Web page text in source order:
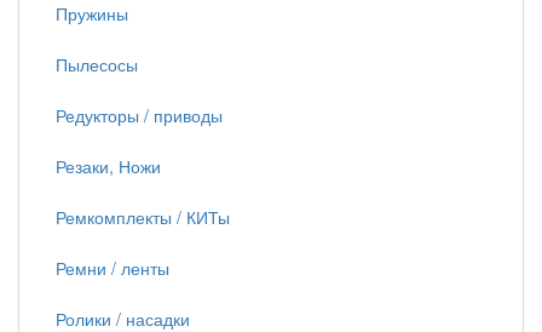
Пружины
Пылесосы
Редукторы / приводы
Резаки, Ножи
Ремкомплекты / КИТы
Ремни / ленты
Ролики / насадки